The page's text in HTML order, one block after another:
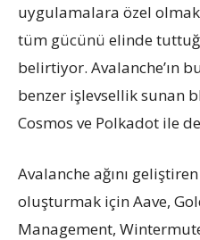
uygulamalara özel
tüm gücünü elinde
belirtiyor. Avalanche’ın
benzer işlevsellik sunan
Cosmos ve Polkadot ile
Avalanche ağını
oluşturmak için Aave,
Management,